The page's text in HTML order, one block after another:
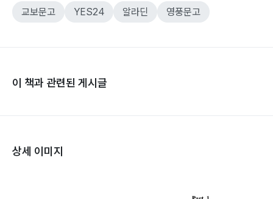
교보문고 YES24 알라딘 영풍문고
이 책과 관련된 게시글
상세 이미지